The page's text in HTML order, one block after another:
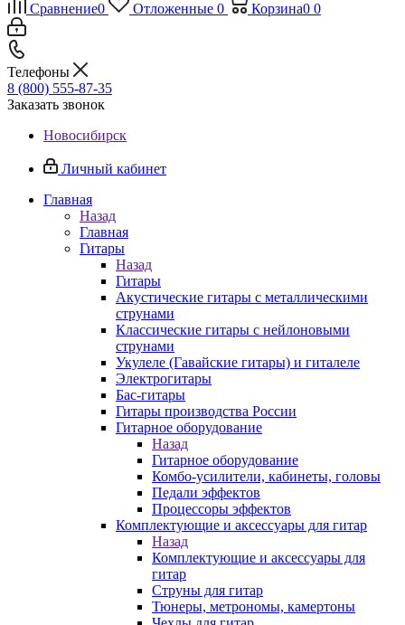
Сравнение0 Отложенные 0 Корзина0 0
Телефоны
8 (800) 555-87-35
Заказать звонок
Новосибирск
Личный кабинет
Главная
Назад
Главная
Гитары
Назад
Гитары
Акустические гитары с металлическими
струнами
Классические гитары с нейлоновыми
струнами
Укулеле (Гавайские гитары) и гиталеле
Электрогитары
Бас-гитары
Гитары производства России
Гитарное оборудование
Назад
Гитарное оборудование
Комбо-усилители, кабинеты, головы
Педали эффектов
Процессоры эффектов
Комплектующие и аксессуары для гитар
Назад
Комплектующие и аксессуары для
гитар
Струны для гитар
Тюнеры, метрономы, камертоны